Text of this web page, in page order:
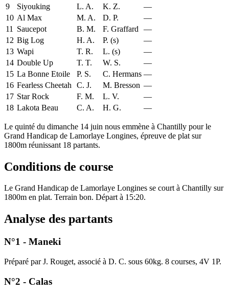
9
Siyouking L. A. K. Z.
—
10 Al Max M. A. D. P.
—
11
Saucepot B. M. F. Graffard
—
12 Big Log H. A. P. (s)
—
13 Wapi T. R. L. (s)
—
14 Double Up T. T. W. S.
—
15 La Bonne Etoile P. S. C. Hermans —
16 Fearless Cheetah C. J. M. Bresson —
17 Star Rock F. M. L. V.
—
18 Lakota Beau C. A. H. G. —
Le quinté du dimanche 14 juin nous emmène à Chantilly pour le
Grand Handicap de Lamorlaye Longines, épreuve de plat sur
1800m réunissant 18 partants.
Conditions de course
Le Grand Handicap de Lamorlaye Longines se court à Chantilly sur
1800m en plat. Terrain bon. Départ à 15:20.
Analyse des partants
N°1 - Maneki
Préparé par J. Rouget, associé à D. C. sous 60kg. 8 courses, 4V 1P.
N°2 - Calas